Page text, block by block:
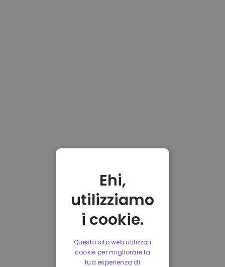
Ehi,
utilizziamo
i cookie.
Questo sito web utilizza i
cookie per migliorare la
tua esperienza di